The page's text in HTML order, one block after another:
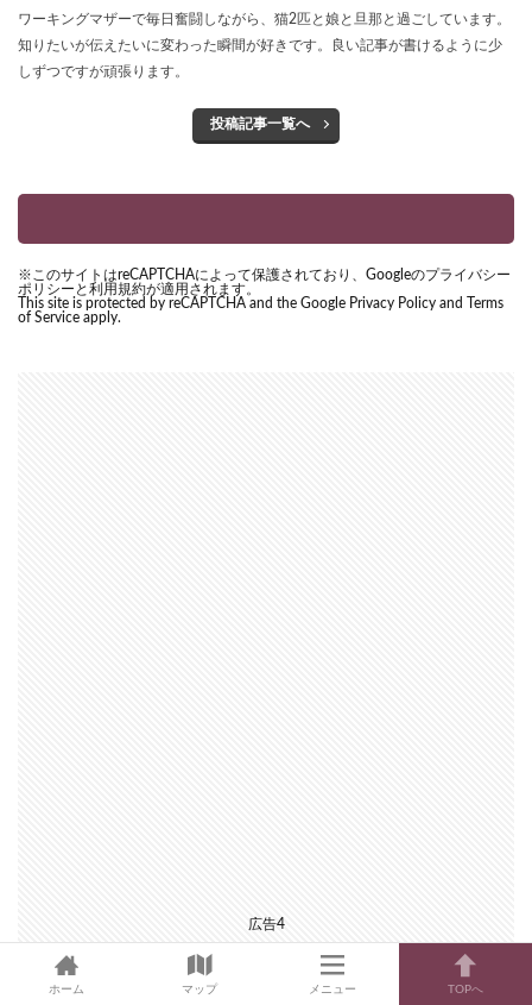
ワーキングマザーで毎日奮闘しながら、猫2匹と娘と旦那と過ごしています。
知りたいが伝えたいに変わった瞬間が好きです。良い記事が書けるように少
しずつですが頑張ります。
投稿記事一覧へ
※このサイトはreCAPTCHAによって保護されており、Googleのプライバシー
ポリシーと利用規約が適用されます。
This site is protected by reCAPTCHA and the Google Privacy Policy and
Terms
of Service apply.
広告4
ホーム マップ メニュー TOPへ